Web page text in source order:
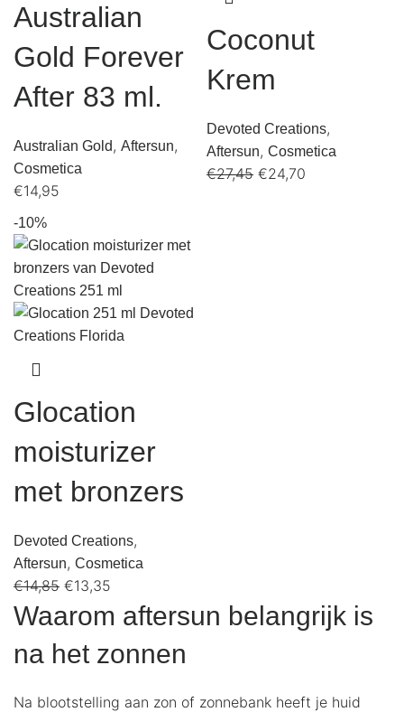
Australian
Gold Forever
After 83 ml.
Australian Gold, Aftersun,
Cosmetica
€14,95
Coconut
Krem
Devoted Creations,
Aftersun, Cosmetica
€27,45 €24,70
-10%
Glocation
moisturizer
met bronzers
Devoted Creations,
Aftersun, Cosmetica
€14,85 €13,35
Waarom aftersun belangrijk is
na het zonnen
Na blootstelling aan zon of zonnebank heeft je huid